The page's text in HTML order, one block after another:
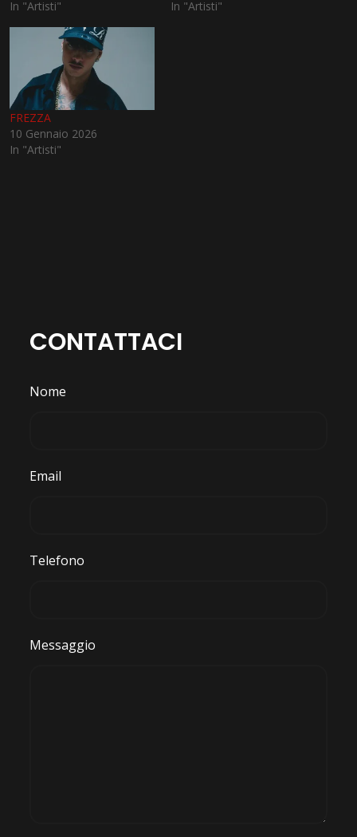
In "Artisti" In "Artisti"
FREZZA
10 Gennaio 2026
In "Artisti"
CONTATTACI
Nome
Email
Telefono
Messaggio